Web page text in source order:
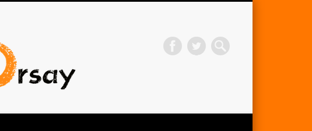
Avenir Cycliste d'Orsay